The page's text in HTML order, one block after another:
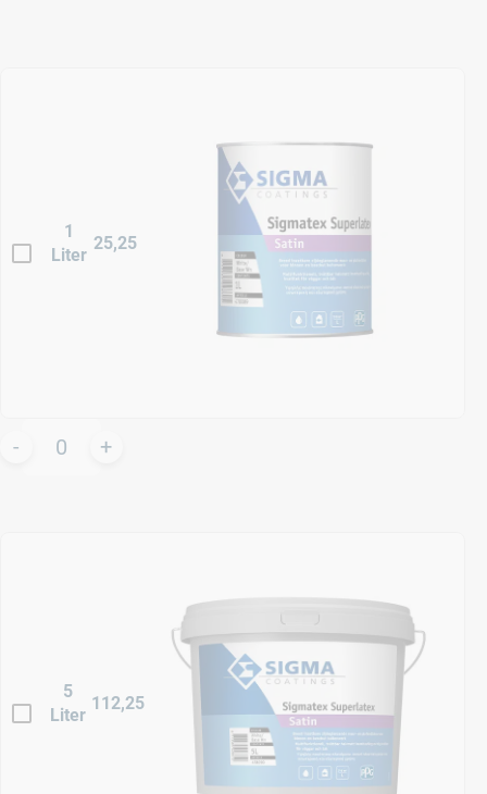
1
Liter
25,25
5
Liter
112,25